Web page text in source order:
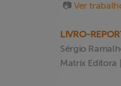
>> Conteúdo
📷 Ver
LIVRO-
Sérgio
Matrix Editora